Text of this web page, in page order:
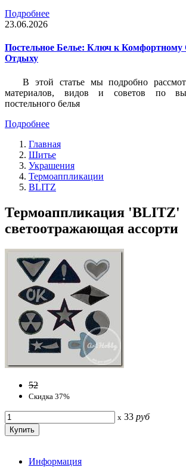
Подробнее
23.06.2026
Постельное Белье: Ключ к Комфортному
Отдыху
В этой статье мы подробно
материалов, видов и советов по
постельного белья
Подробнее
Главная
Шитье
Украшения
Термоаппликации
BLITZ
Термоаппликация 'BLITZ'
светоотражающая ассорти
52
Скидка 37%
x 33 руб
Информация